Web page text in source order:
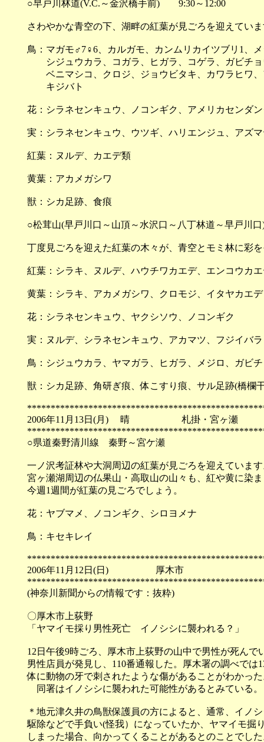
○早戸川林道(V.C.～金沢橋手前) 9:30～12:00
さわやかな青空の下、湖畔の紅葉が見ごろを迎えてい
鳥：マガモ♂7♀6、カルガモ、カンムリカイツブリ1、
シジュウカラ、コガラ、ヒガラ、コゲラ、ガビチョ
ベニマシコ、クロジ、ジョウビタキ、カワラヒワ、
キジバト
花：シラネセンキュウ、ノコンギク、アメリカセンダ
実：シラネセンキュウ、ウツギ、ハリエンジュ、アズ
紅葉：ヌルデ、カエデ類
黄葉：アカメガシワ
獣：シカ足跡、食痕
○松茸山(早戸川口～山頂～水沢口～八丁林道～早戸川口
丁度見ごろを迎えた紅葉の木々が、青空とモミ林に彩
紅葉：シラキ、ヌルデ、ハウチワカエデ、エンコウカ
黄葉：シラキ、アカメガシワ、クロモジ、イタヤカエデ
花：シラネセンキュウ、ヤクシソウ、ノコンギク
実：ヌルデ、シラネセンキュウ、アカマツ、フジイバラ
鳥：シジュウカラ、ヤマガラ、ヒガラ、メジロ、ガビ
獣：シカ足跡、角研ぎ痕、体こすり痕、サル足跡(橋欄
2006年11月13日(月) 晴 札掛・宮ヶ瀬
○県道秦野清川線 秦野～宮ケ瀬
一ノ沢考証林や大洞周辺の紅葉が見ごろを迎えていま
宮ヶ瀬湖周辺の仏果山・高取山の山々も、紅や黄に染
今週1週間が紅葉の見ごろでしょう。
花：ヤブマメ、ノコンギク、シロヨメナ
鳥：キセキレイ
2006年11月12日(日) 厚木市
(神奈川新聞からの情報です：抜粋)
〇厚木市上荻野
「ヤマイモ採り男性死亡 イノシシに襲われる？」
12日午後9時ごろ、厚木市上荻野の山中で男性が死んで
男性店員が発見し、110番通報した。厚木署の調べでは
体に動物の牙で刺されたような傷があることがわかっ
同署はイノシシに襲われた可能性があるとみている。
＊地元津久井の鳥獣保護員の方によると、通常、イノ
駆除などで手負い(怪我）になっていたか、ヤマイモ掘
しまった場合、向かってくることがあるとのことでし